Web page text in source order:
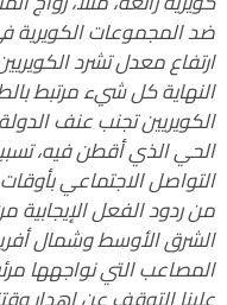
ضد المجموعات الكويرية
ارتفاع معدل تشرد
النهاية كل شيء مرتبط
الكويريين تجنب عنف
الحي الذي أقطن فيه،
التواصل الاجتماعي
من ردود الفعل
الشرق الأوسط وشمال
المصاعب التي نواجهها